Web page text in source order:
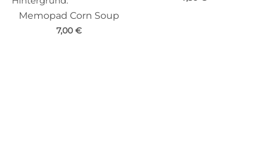
Memopad Corn Soup
7,00 €